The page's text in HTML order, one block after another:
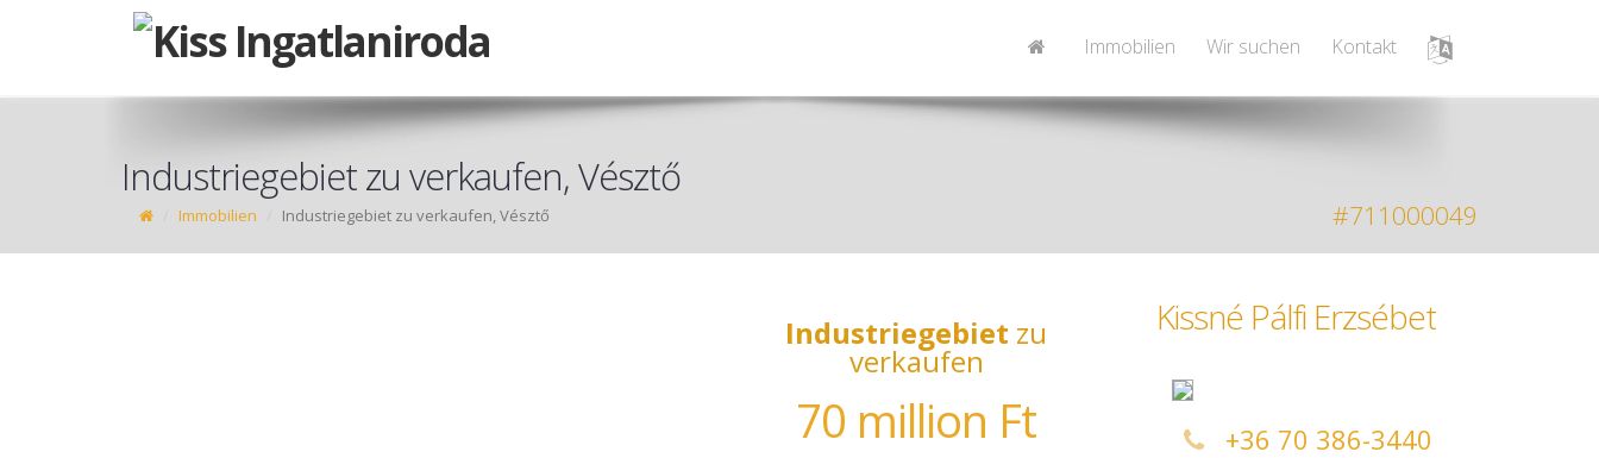
Immobilien Wir suchen Kontakt
Industriegebiet zu verkaufen, Vésztő
Immobilien Industriegebiet zu verkaufen, Vésztő #711000049
Industriegebiet zu
verkaufen
70 million Ft
Kissné Pálfi Erzsébet
+36 70 386-3440